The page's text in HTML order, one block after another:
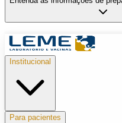
Institucional
Para pacientes